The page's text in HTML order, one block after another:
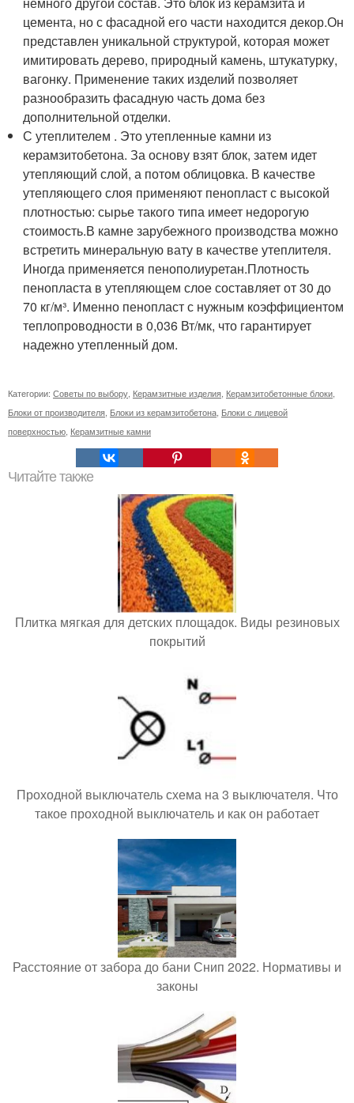
цемента, но с фасадной его части находится декор.Он
представлен уникальной структурой, которая может
имитировать дерево, природный камень, штукатурку,
вагонку. Применение таких изделий позволяет
разнообразить фасадную часть дома без
дополнительной отделки.
С утеплителем . Это утепленные камни из
керамзитобетона. За основу взят блок, затем идет
утепляющий слой, а потом облицовка. В качестве
утепляющего слоя применяют пенопласт с высокой
плотностью: сырье такого типа имеет недорогую
стоимость.В камне зарубежного производства можно
встретить минеральную вату в качестве утеплителя.
Иногда применяется пенополиуретан.Плотность
пенопласта в утепляющем слое составляет от 30 до
70 кг/м³. Именно пенопласт с нужным коэффициентом
теплопроводности в 0,036 Вт/мк, что гарантирует
надежно утепленный дом.
Категории: Советы по выбору Керамзитные изделия Керамзитобетонные блоки
Блоки от производителя Блоки из керамзитобетона Блоки с лицевой
поверхностью Керамзитные камни
Читайте также
Плитка мягкая для детских площадок. Виды резиновых
покрытий
Проходной выключатель схема на 3 выключателя. Что
такое проходной выключатель и как он работает
Расстояние от забора до бани Снип 2022. Нормативы и
законы